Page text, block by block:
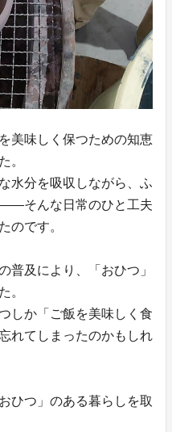
美味しく保つための知恵
。
水分を吸収しながら、ふ
そんな日常のひと工夫
のです。
普及により、「おひつ」
。
しか「ご飯を美味しく食
れてしまったのかもしれ
ひつ」のある暮らしを取